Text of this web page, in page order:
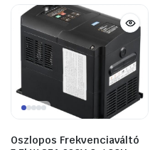
Oszlopos Frekvenciaváltó